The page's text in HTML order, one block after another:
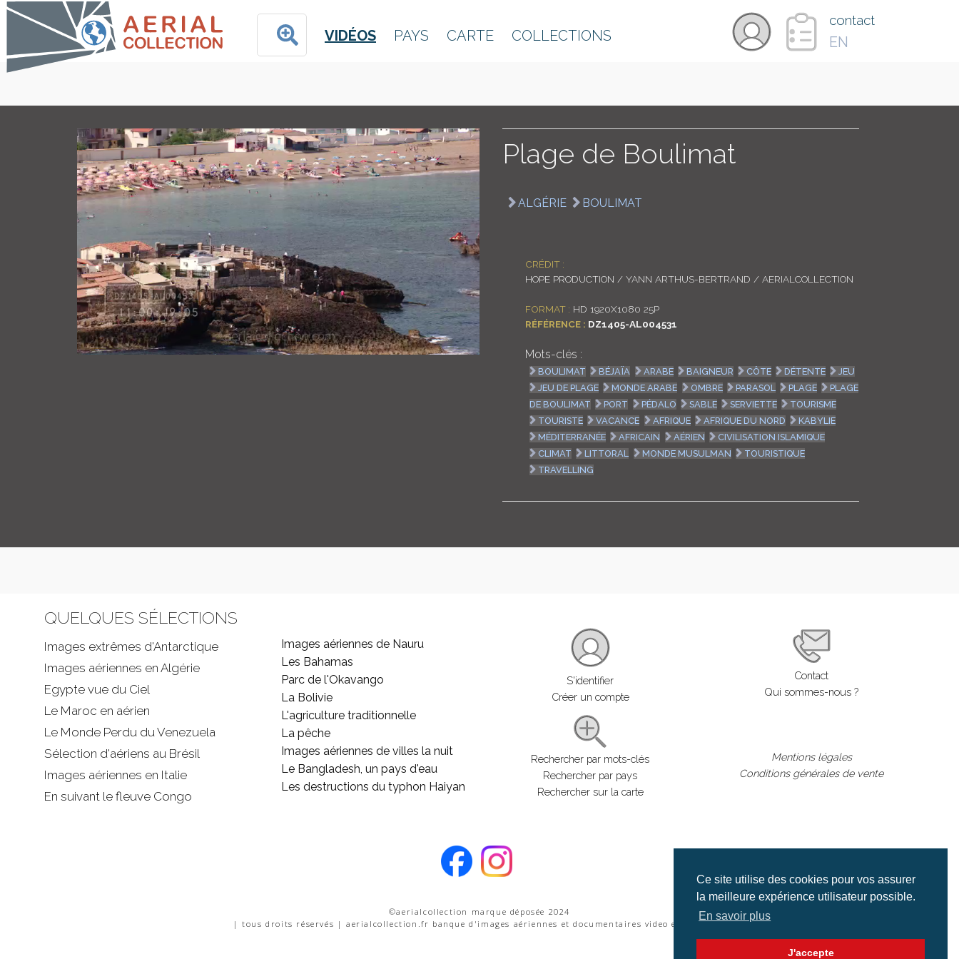
Ce site utilise des cookies pour vos assurer
la meilleure expérience utilisateur possible.
En savoir plus
J'accepte
VIDÉOS PAYS CARTE COLLECTIONS
contact
EN
ENGLISH
Plage de Boulimat
ALGÉRIE BOULIMAT
CRÉDIT :
HOPE PRODUCTION / YANN ARTHUS-BERTRAND / AERIALCOLLECTION
FORMAT : HD 1920X1080 25P
RÉFÉRENCE : DZ1405-AL004531
Mots-clés :
BOULIMAT BÉJAÏA ARABE BAIGNEUR CÔTE DÉTENTE
JEU
JEU DE PLAGE
MONDE ARABE OMBRE PARASOL PLAGE
PLAGE
DE BOULIMAT
PORT PÉDALO SABLE SERVIETTE
TOURISME
TOURISTE
VACANCE AFRIQUE AFRIQUE DU NORD
KABYLIE
MÉDITERRANÉE
AFRICAIN AÉRIEN
CIVILISATION ISLAMIQUE
CLIMAT
LITTORAL MONDE MUSULMAN
TOURISTIQUE
TRAVELLING
QUELQUES SÉLECTIONS
Images extrêmes d'Antarctique
Images aériennes en Algérie
Egypte vue du Ciel
Le Maroc en aérien
Le Monde Perdu du Venezuela
Sélection d'aériens au Brésil
Images aériennes en Italie
En suivant le fleuve Congo
Images aériennes de Nauru
Les Bahamas
Parc de l'Okavango
La Bolivie
L'agriculture traditionnelle
La pêche
Images aériennes de villes la nuit
Le Bangladesh, un pays d'eau
Les destructions du typhon Haiyan
S'identifier
Créer un compte
Rechercher par mots-clés
Rechercher par pays
Rechercher sur la carte
Contact
Qui sommes-nous ?
Mentions légales
Conditions générales de vente
©aerialcollection marque déposée 2024
| tous droits réservés | aerialcollection.fr banque d'images aériennes et documentaires video et cinéma |